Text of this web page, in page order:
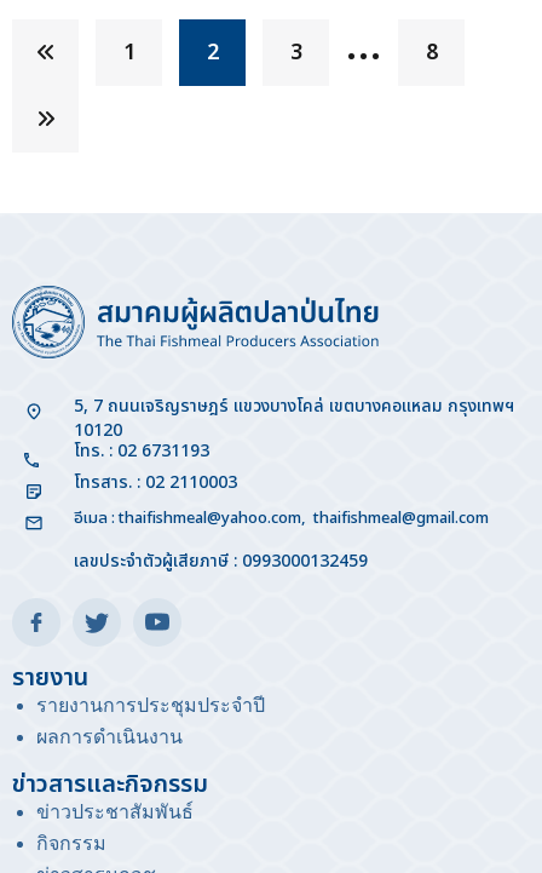
ช่วงต้นฤดูฝนที่ระดับน้ำในแม่น้ำ ลำคลอง และแหล่งน้ำธรรมชาติเพิ่มสูงขึ้น ทำให้น้ำมีสี
ขุ่นแดงจากตะกอนดิน ซึ่งเป็นช่วงที่ปลาน้ำจืด จำนวนมากเริ่มผสมพันธุ์ วางไข่ และ
ประเมินผลในปี 2568...
1 2 3 … 8
5, 7 ถนนเจริญราษฎร์ แขวงบางโคล่ เขตบางคอแหลม กรุงเทพฯ
10120
โทร. : 02 6731193
โทรสาร. : 02 2110003
อีเมล :thaifishmeal@yahoo.com,thaifishmeal@gmail.com
เลขประจำตัวผู้เสียภาษี : 0993000132459
รายงาน
รายงานการประชุมประจำปี
ผลการดำเนินงาน
ข่าวสารและกิจกรรม
ข่าวประชาสัมพันธ์
กิจกรรม